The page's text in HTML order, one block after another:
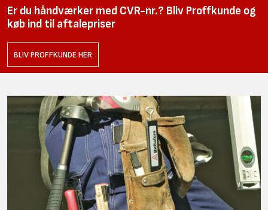
Er du håndværker med CVR-nr.? Bliv Proffkunde og
køb ind til aftalepriser
BLIV PROFFKUNDE HER